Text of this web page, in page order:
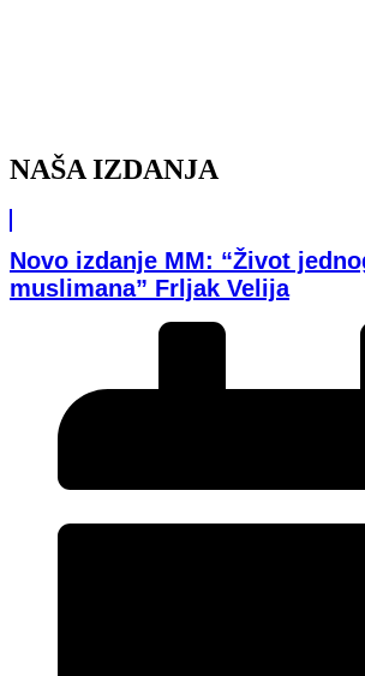
NAŠA IZDANJA
Novo izdanje MM: “Život
muslimana” Frljak Velija